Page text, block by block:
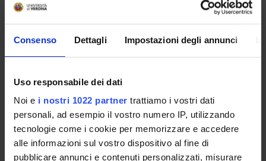
Consenso Dettagli Impostazioni degli annunci
Uso responsabile dei dati
Noi e i nostri 1022 partner trattiamo i vostri dati
personali, ad esempio il vostro numero IP, utilizzando
tecnologie come i cookie per memorizzare e accedere
alle informazioni sul vostro dispositivo al fine di
pubblicare annunci e contenuti personalizzati, misurare
CORSI DI LAUREA MAGISTRALE
Course partially running (all years except the first)
Anatomy II (2009/2010)
Course code